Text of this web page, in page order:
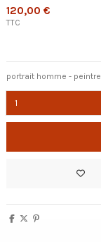
120,00 €
TTC
portrait homme - peintre